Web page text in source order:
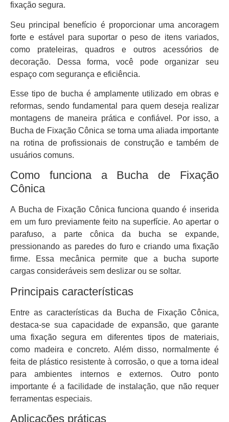
fixação segura.
Seu principal benefício é proporcionar uma ancoragem
forte e estável para suportar o peso de itens variados,
como prateleiras, quadros e outros acessórios de
decoração. Dessa forma, você pode organizar seu
espaço com segurança e eficiência.
Esse tipo de bucha é amplamente utilizado em obras e
reformas, sendo fundamental para quem deseja realizar
montagens de maneira prática e confiável. Por isso, a
Bucha de Fixação Cônica se torna uma aliada importante
na rotina de profissionais de construção e também de
usuários comuns.
Como funciona a Bucha de Fixação
Cônica
A Bucha de Fixação Cônica funciona quando é inserida
em um furo previamente feito na superfície. Ao apertar o
parafuso, a parte cônica da bucha se expande,
pressionando as paredes do furo e criando uma fixação
firme. Essa mecânica permite que a bucha suporte
cargas consideráveis sem deslizar ou se soltar.
Principais características
Entre as características da Bucha de Fixação Cônica,
destaca-se sua capacidade de expansão, que garante
uma fixação segura em diferentes tipos de materiais,
como madeira e concreto. Além disso, normalmente é
feita de plástico resistente à corrosão, o que a torna ideal
para ambientes internos e externos. Outro ponto
importante é a facilidade de instalação, que não requer
ferramentas especiais.
Aplicações práticas